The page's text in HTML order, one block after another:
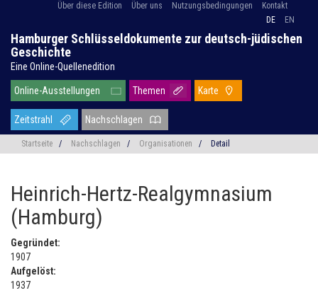
Über diese Edition Über uns Nutzungsbedingungen
Kontakt
DE
EN
Hamburger Schlüsseldokumente zur deutsch-jüdischen
Geschichte
Eine Online-Quellenedition
Online-Ausstellungen Themen Karte
Zeitstrahl Nachschlagen
Startseite / Nachschlagen / Organisationen / Detail
Heinrich-Hertz-Realgymnasium
(Hamburg)
Gegründet:
1907
Aufgelöst:
1937